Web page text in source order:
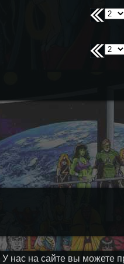
У нас на сайте вы можете